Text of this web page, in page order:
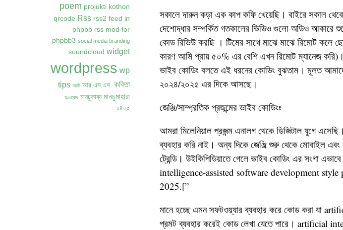
সকালে দারুন কড়া এক কাপ কফি খেয়েছি। বাইরে সকাল
দেশোদ্ধার সম্পর্কিত গতকালের ভিডিও গুলো অডিও আকারে
কোড রিভিউ করছি । টিমের সাথে মাঝে মাঝে রিমোট কলে
কারণ আমি প্রায় ৫০% এর বেশি এখন রিমোট ম্যানেজ
ভাইব কোডিং বলতে এই ধরনের কোডিং বুঝতাম। মূলত
২০২৪/২০২৫ এর দিকে আসছে।
জেঞ্জি/সাম্প্রতিক প্রজন্মের ভাইব কোডিংঃ
আমরা মিলেনিয়াল প্রজন্ম এনালগ থেকে ডিজিটাল যুগে
ব্যবহার করি নাই। অন্য দিকে জেঞ্জি শুরু থেকে মোবাইল এবং
ট্রেন্ডি। উইকিপিডিয়াতে গেলে ভাইব কোডিং এর সংগা
intelligence-assisted software development
2025.[”
মানে হচ্ছে এমন সফটওয়্যার ব্যবহার করে কোড করা যা
প্রমট ব্যবহার করেই কোড লেখা যেতে পারে। artificial
poem projukti kothon
qrcode Rss rss2 feed in
phpbb rss mod for
phpbb3 social media branding
soundcloud widget
wordpress wp
tips আমি আর.এস.এস. কবিতা
দুঃখবোধ মানচুকাব্য মানচুমাহারা
১৪২০